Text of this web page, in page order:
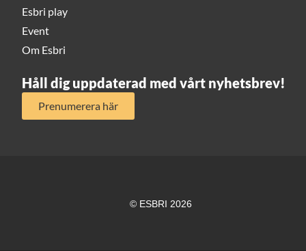
Esbri play
Event
Om Esbri
Håll dig uppdaterad med vårt nyhetsbrev!
Prenumerera här
© ESBRI 2026